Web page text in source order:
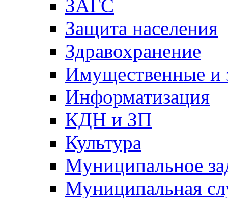
ЗАГС
Защита населения
Здравохранение
Имущественные и
Информатизация
КДН и ЗП
Культура
Муниципальное
Муниципальная